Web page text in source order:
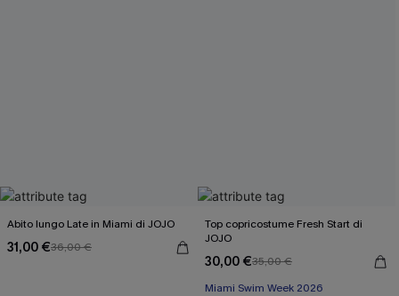
Abito lungo Late in Miami di JOJO
31,00 €36,00 €
Top copricostume Fresh Start di
JOJO
30,00 €35,00 €
Miami Swim Week 2026